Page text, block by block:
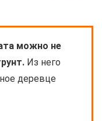
можно не
Из него
деревце